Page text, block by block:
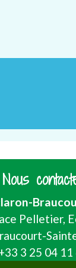
Nous
Pelletier,
3 25 04 11